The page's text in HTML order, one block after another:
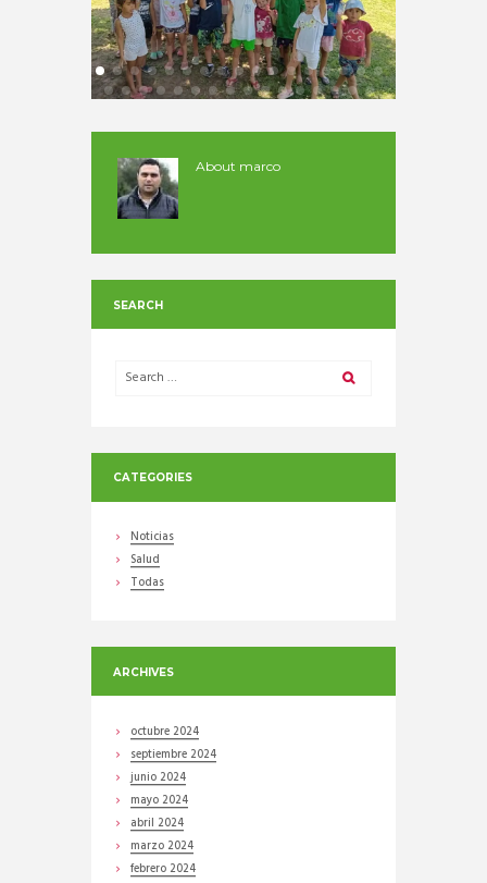
About marco
SEARCH
CATEGORIES
Noticias
Salud
Todas
ARCHIVES
octubre 2024
septiembre 2024
junio 2024
mayo 2024
abril 2024
marzo 2024
febrero 2024